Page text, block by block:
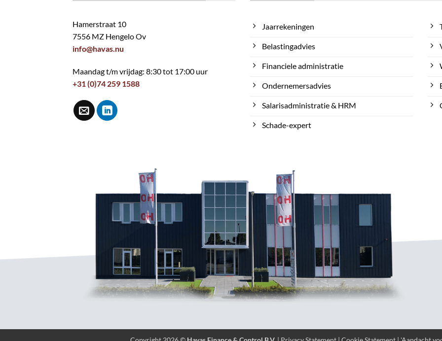
Hamerstraat 10
7556 MZ Hengelo Ov
info@havas.nu
Maandag t/m vrijdag: 8:30 tot 17:00 uur
+31 (0)74 259 1588
Jaarrekeningen
Belastingadvies
Financiele administratie
Ondernemersadvies
Salarisadministratie & HRM
Schade-expert